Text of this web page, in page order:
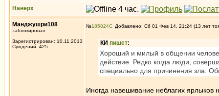
Наверх
Манджушри108
заблокирован
Зарегистрирован: 10.11.2013
Суждений: 425
№185824 Добавлено: Сб 01 Фев 14, 21:24 (13 лет
КИ пишет:
Хороший и милый в общении
действие. Редко когда люди,
специально для причинения зла.
Иногда навешивание неблагих ярлыков